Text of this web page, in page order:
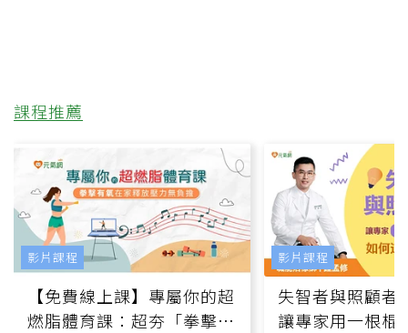
課程推薦
【免費線上課】專屬你的超
燃脂體育課：超夯「拳擊有
影片課程
失智者與照顧者
讓專家用一根棍
影片課程